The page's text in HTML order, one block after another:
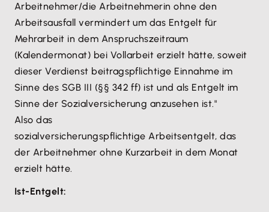
Arbeitnehmer/die Arbeitnehmerin ohne den
Arbeitsausfall vermindert um das Entgelt für
Mehrarbeit in dem Anspruchszeitraum
(Kalendermonat) bei Vollarbeit erzielt hätte, soweit
dieser Verdienst beitragspflichtige Einnahme im
Sinne des SGB III (§§ 342 ff) ist und als Entgelt im
Sinne der Sozialversicherung anzusehen ist."
Also das
sozialversicherungspflichtige Arbeitsentgelt, das
der Arbeitnehmer ohne Kurzarbeit in dem Monat
erzielt hätte.
Ist-Entgelt: